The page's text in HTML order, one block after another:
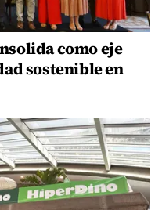
como eje
sostenible en